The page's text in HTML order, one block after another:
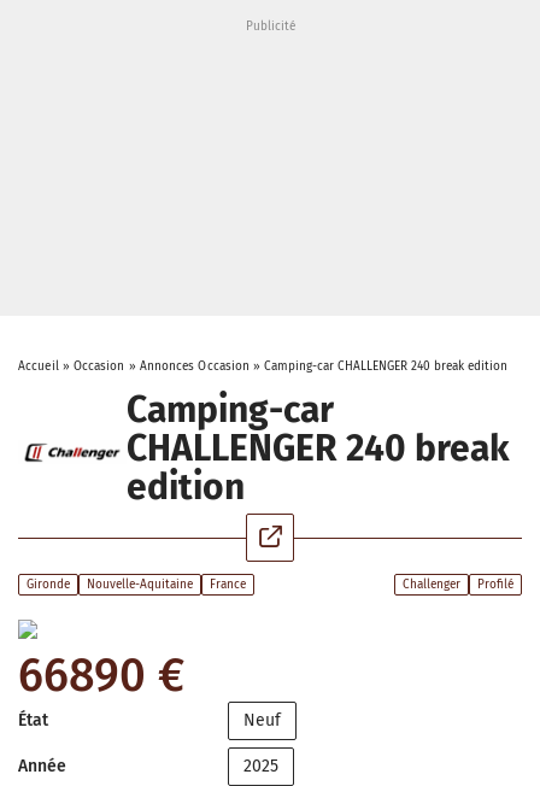
Accueil» Occasion » Annonces Occasion »Camping-car CHALLENGER 240 break edition
Camping-car
CHALLENGER 240 break
edition
Gironde Nouvelle-Aquitaine France Challenger Profilé
66890 €
État Neuf
Année 2025